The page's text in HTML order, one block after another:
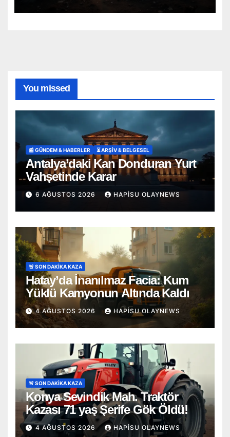
You missed
📰 GÜNDEM & HABERLER ⏳ ARŞİV & BELGESEL
Antalya’daki Kan Donduran Yurt
Vahşetinde Karar
6 AĞUSTOS 2026 HAPISU OLAYNEWS
🚨 SON DAKİKA KAZA
Hatay’da İnanılmaz Facia: Kum
Yüklü Kamyonun Altında Kaldı
4 AĞUSTOS 2026 HAPISU OLAYNEWS
🚨 SON DAKİKA KAZA
Konya Sevindik Mah. Traktör
Kazası 71 yaş Şerife Gök Öldü!
4 AĞUSTOS 2026 HAPISU OLAYNEWS